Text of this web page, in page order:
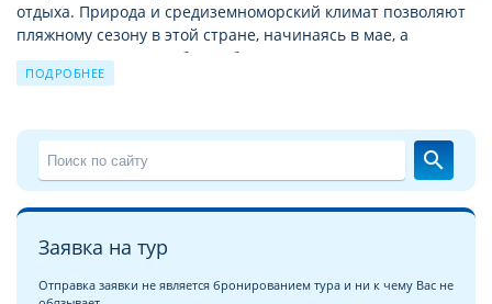
отдыха. Природа и средиземноморский климат позволяют
пляжному сезону в этой стране, начинаясь в мае, а
заканчиваться в октябре. А богатая история позволяет
круглый год посещать Турцию с экскурсионными турами
Подробное описание отеля CLUB HOTEL ULASLAR
На этой странице мы хотели бы познакомить Вас с
описанием отеля CLUB HOTEL ULASLAR 3*. Надеемся, что
это знакомство более глубоким и помогут с выбором для
ПОДРОБНЕЕ
search
Заявка на тур
Отправка заявки не является бронированием тура и ни к чему Вас не